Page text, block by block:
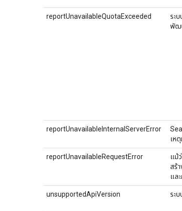
reportUnavailableQuotaExceeded
ระ
พัฒ
reportUnavailableInternalServerError
เห
reportUnavailableRequestError
แม้
สร้
แล
unsupportedApiVersion ระบ